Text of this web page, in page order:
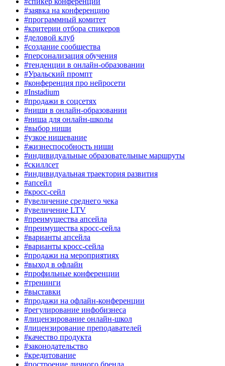
#заявка на конференцию
#программный комитет
#критерии отбора спикеров
#деловой клуб
#создание сообщества
#персонализация обучения
#тенденции в онлайн-образовании
#Уральский промпт
#конференция про нейросети
#Instadium
#продажи в соцсетях
#ниши в онлайн-образовании
#ниша для онлайн-школы
#выбор ниши
#узкое нишевание
#жизнеспособность ниши
#индивидуальные образовательные маршруты
#скиллсет
#индивидуальная траектория развития
#апсейл
#кросс-сейл
#увеличение среднего чека
#увеличение LTV
#преимущества апсейла
#преимущества кросс-сейла
#варианты апсейла
#варианты кросс-сейла
#продажи на мероприятиях
#выход в офлайн
#профильные конференции
#тренинги
#выставки
#продажи на офлайн-конференции
#регулирование инфобизнеса
#лицензирование онлайн-школ
#лицензирование преподавателей
#качество продукта
#законодательство
#кредитование
#построение личного бренда